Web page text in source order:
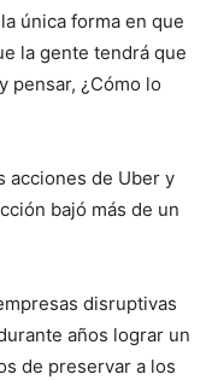
única forma en que
la gente tendrá que
pensar, ¿Cómo lo
acciones de Uber y
bajó más de un
disruptivas
años lograr un
de preservar a los